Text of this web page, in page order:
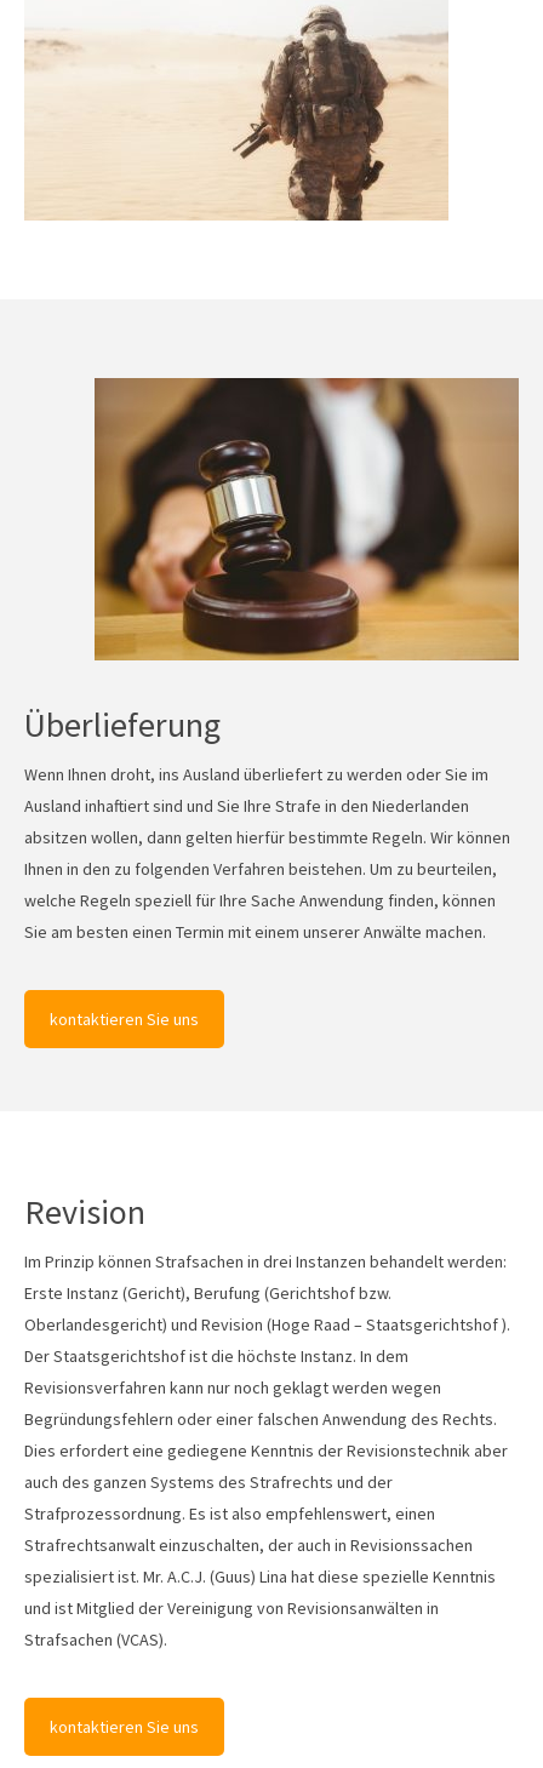
Überlieferung
Wenn Ihnen droht, ins Ausland überliefert zu werden oder Sie im
Ausland inhaftiert sind und Sie Ihre Strafe in den Niederlanden
absitzen wollen, dann gelten hierfür bestimmte Regeln. Wir können
Ihnen in den zu folgenden Verfahren beistehen. Um zu beurteilen,
welche Regeln speziell für Ihre Sache Anwendung finden, können
Sie am besten einen Termin mit einem unserer Anwälte machen.
kontaktieren Sie uns
Revision
Im Prinzip können Strafsachen in drei Instanzen behandelt werden:
Erste Instanz (Gericht), Berufung (Gerichtshof bzw.
Oberlandesgericht) und Revision (Hoge Raad – Staatsgerichtshof ).
Der Staatsgerichtshof ist die höchste Instanz. In dem
Revisionsverfahren kann nur noch geklagt werden wegen
Begründungsfehlern oder einer falschen Anwendung des Rechts.
Dies erfordert eine gediegene Kenntnis der Revisionstechnik aber
auch des ganzen Systems des Strafrechts und der
Strafprozessordnung. Es ist also empfehlenswert, einen
Strafrechtsanwalt einzuschalten, der auch in Revisionssachen
spezialisiert ist. Mr. A.C.J. (Guus) Lina hat diese spezielle Kenntnis
und ist Mitglied der Vereinigung von Revisionsanwälten in
Strafsachen (VCAS).
kontaktieren Sie uns